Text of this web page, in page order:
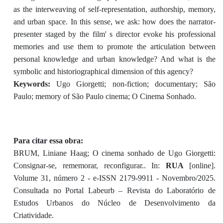
as the interweaving of self-representation, authorship, memory,
and urban space. In this sense, we ask: how does the narrator-
presenter staged by the film' s director evoke his professional
memories and use them to promote the articulation between
personal knowledge and urban knowledge? And what is the
symbolic and historiographical dimension of this agency?
Keywords:Ugo Giorgetti; non-fiction; documentary; São
Paulo; memory of São Paulo cinema; O Cinema Sonhado.
Para citar essa obra:
BRUM, Liniane Haag; O cinema sonhado de Ugo Giorgetti:
Consignar-se, rememorar, reconfigurar.. In:RUA
[online].
Volume 31, número 2 - e-ISSN 2179-9911 - Novembro/2025.
Consultada no Portal Labeurb – Revista do Laboratório de
Estudos Urbanos do Núcleo de Desenvolvimento da
Criatividade.